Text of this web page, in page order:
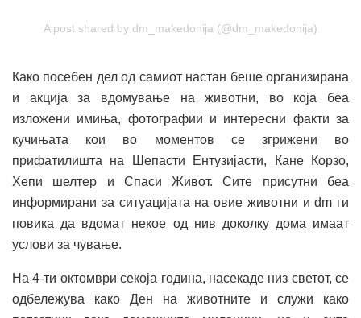
A post shared by dm_makedonija (@dm_makedonija)
Како посебен дел од самиот настан беше организирана
и акција за вдомување на животни, во која беа
изложени имиња, фотографии и интересни факти за
кучињата кои во моментов се згрижени во
прифатилишта на Шепасти Ентузијасти, Кане Корзо,
Хепи шелтер и Спаси Живот. Сите присутни беа
информирани за ситуацијата на овие животни и dm ги
повика да вдомат некое од нив доколку дома имаат
услови за чување.
На 4-ти октомври секоја година, насекаде низ светот, се
одбележува како Ден на животните и служи како